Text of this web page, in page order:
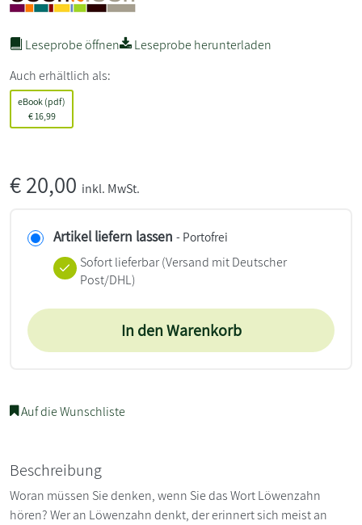
Leseprobe öffnen
Leseprobe herunterladen
Auch erhältlich als:
eBook (pdf)
€16,99
€20,00 inkl. MwSt.
Artikel liefern lassen - Portofrei
Sofort lieferbar(Versand mit Deutscher
Post/DHL)
In den Warenkorb
Auf die Wunschliste
Beschreibung
Woran müssen Sie denken, wenn Sie das Wort Löwenzahn
hören? Wer an Löwenzahn denkt, der erinnert sich meist an